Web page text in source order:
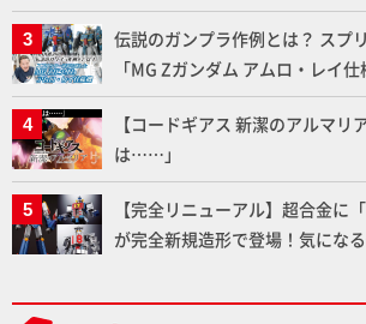
いプラモデルの基礎：スジ彫り
伝説のガンプラ作例とは？ スプ
「MG Zガンダム アムロ・レイ
ふたたび塗る!!【試し読み】
【コードギアス 新潔のアルマリ
は……」
【完全リニューアル】超合金に
が完全新規造形で登場！気にな
ト」セット情報もお届け！【超